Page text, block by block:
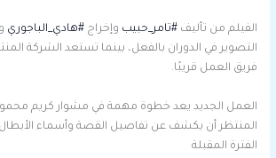
الفيلم من تأليف#تامر_حبيب وإخراج#هادي_الباجوري
التصوير في الدوران بالفعل، بينما تستعد الشركة
فريق العمل قريبًا.
العمل الجديد يعد خطوة مهمة في مشوار كريم محمود
المنتظر أن يكشف عن تفاصيل القصة وأسماء
الفترة المقبلة